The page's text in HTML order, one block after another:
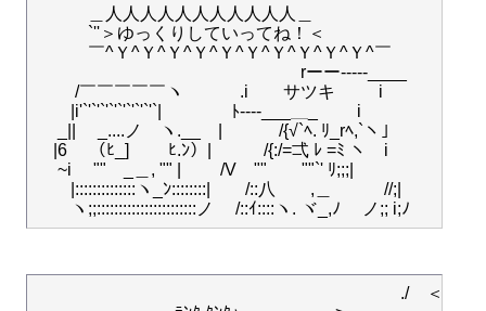
＿人人人人人人人人人人人＿
`''＞ゆっくりしていってね！＜
￣^Ｙ^Ｙ^Ｙ^Ｙ^Ｙ^Ｙ^Ｙ^Ｙ^Ｙ^Ｙ^￣
rーー‐‐‐--____
/￣￣￣￣￣ヽ　　　 .i　　サツキ 　　 i
|i'`'`'`'`'`'`'`'`'`|　　　　ﾄ‐---___＿_　　 i
_||　 _....ノ　ヽ.__　|　　　 /{√`ﾍ. ﾘ_rﾍ,`ヽ」
|6 　（ﾋ_] 　　ﾋ.ﾝ）|　　　/{:/=弌 ﾚ =ﾐ ヽ　i
~i　 ""　_＿, "" |　　 /V　""　　""`' ﾘ;;;|
|::::::::::::::ヽ_ﾝ::::::::|　　/::八　　,＿　　　//;|
./　＜